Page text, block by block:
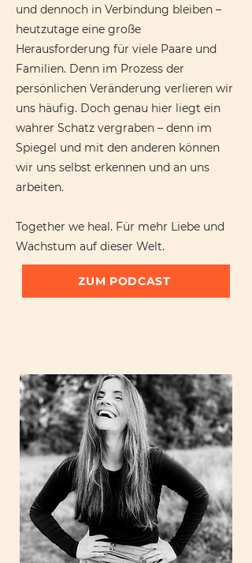
und dennoch in Verbindung bleiben –
heutzutage eine große
Herausforderung für viele Paare und
Familien. Denn im Prozess der
persönlichen Veränderung verlieren wir
uns häufig. Doch genau hier liegt ein
wahrer Schatz vergraben – denn im
Spiegel und mit den anderen können
wir uns selbst erkennen und an uns
arbeiten.
Together we heal. Für mehr Liebe und
Wachstum auf dieser Welt.
ZUM PODCAST